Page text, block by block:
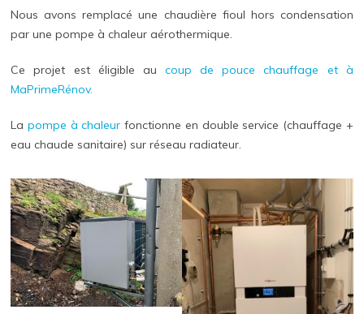
Nous avons remplacé une chaudière fioul hors condensation
par une pompe à chaleur aérothermique.
Ce projet est éligible au coup de pouce chauffage et à
MaPrimeRénov.
La pompe à chaleur fonctionne en double service (chauffage +
eau chaude sanitaire) sur réseau radiateur.